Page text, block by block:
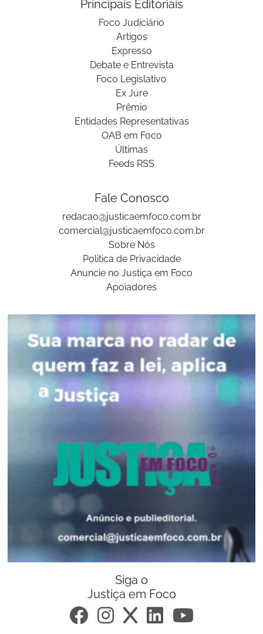
Principais Editoriais
Foco Judiciário
Artigos
Expresso
Debate e Entrevista
Foco Legislativo
Ex Jure
Prêmio
Entidades Representativas
OAB em Foco
Últimas
Feeds RSS
Fale Conosco
redacao@justicaemfoco.com.br
comercial@justicaemfoco.com.br
Sobre Nós
Politica de Privacidade
Anuncie no Justiça em Foco
Apoiadores
Siga o
Justiça em Foco